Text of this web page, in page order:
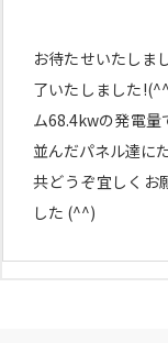
お待たせいたしま
了いたしました
ム68.4kwの発電
並んだパネル達に
共どうぞ宜しくお
した (^^)